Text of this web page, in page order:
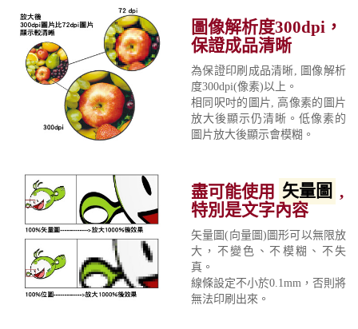
圖像解析度300dpi，
保證成品清晰
為保證印刷成品清晰, 圖像解析
度300dpi(像素)以上。
相同呎吋的圖片, 高像素的圖片
放大後顯示仍清晰。低像素的
圖片放大後顯示會模糊。
盡可能使用 矢量圖 ,
特別是文字內容
矢量圖(向量圖)圖形可以無限放
大，不變色、不模糊、不失
真。
線條設定不小於0.1mm，否則將
無法印刷出來。